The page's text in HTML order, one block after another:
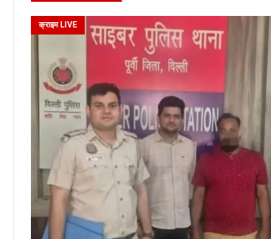
क्राइम LIVE